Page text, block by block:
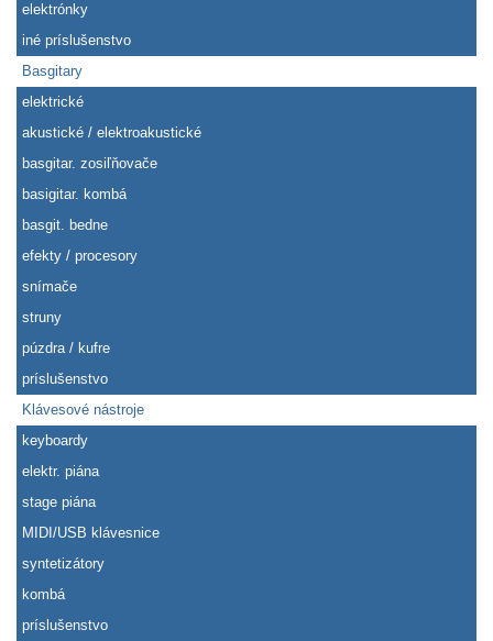
elektrónky
iné príslušenstvo
Basgitary
elektrické
akustické / elektroakustické
basgitar. zosiľňovače
basigitar. kombá
basgit. bedne
efekty / procesory
snímače
struny
púzdra / kufre
príslušenstvo
Klávesové nástroje
keyboardy
elektr. piána
stage piána
MIDI/USB klávesnice
syntetizátory
kombá
príslušenstvo